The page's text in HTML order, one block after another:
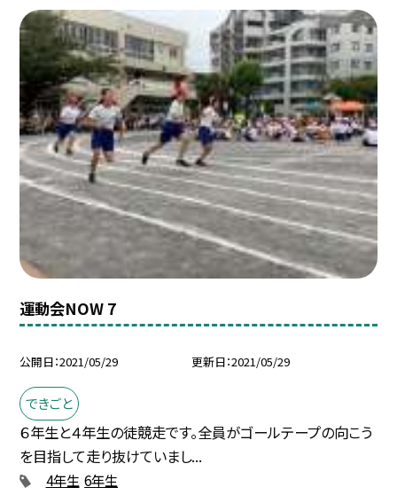
運動会NOW 7
公開日 2021/05/29 更新日 2021/05/29
できごと
６年生と４年生の徒競走です。全員がゴールテープの向こう
を目指して走り抜けていまし...
4年生 6年生